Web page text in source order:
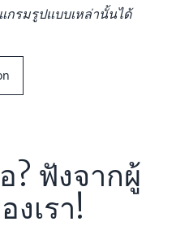
รมรูปแบบเหล่านั้นได้
? ฟังจากผู้
งเรา!